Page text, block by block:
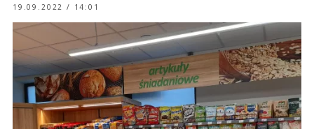
19.09.2022 / 14:01